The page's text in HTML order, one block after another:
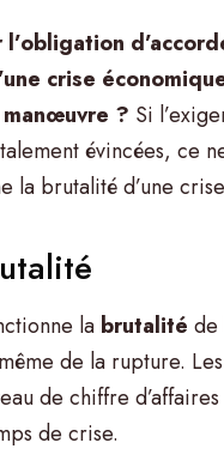
crise
? Si
évincées, ce
la brutalité d’une
la brutalité de
de la rupture.
de chiffre
de crise.